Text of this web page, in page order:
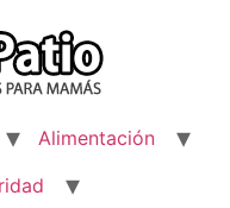
Alimentación